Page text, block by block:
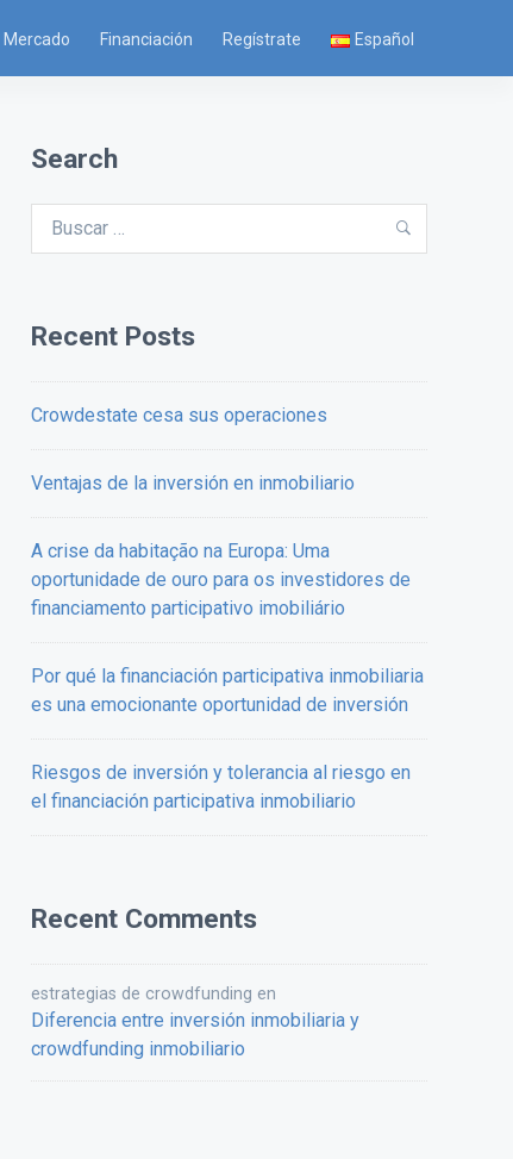
Mercado Financiación Regístrate Español
Search
Buscar
Recent Posts
Crowdestate cesa sus operaciones
Ventajas de la inversión en inmobiliario
A crise da habitação na Europa: Uma
oportunidade de ouro para os investidores de
financiamento participativo imobiliário
Por qué la financiación participativa inmobiliaria
es una emocionante oportunidad de inversión
Riesgos de inversión y tolerancia al riesgo en
el financiación participativa inmobiliario
Recent Comments
estrategias de crowdfunding en
Diferencia entre inversión inmobiliaria y
crowdfunding inmobiliario